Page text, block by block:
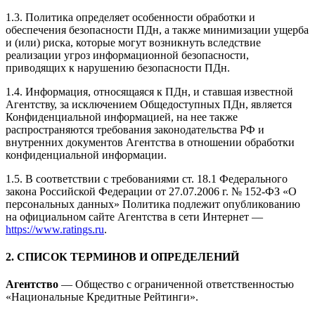
1.3. Политика определяет особенности обработки и
обеспечения безопасности ПДн, а также минимизации ущерба
и (или) риска, которые могут возникнуть вследствие
реализации угроз информационной безопасности,
приводящих к нарушению безопасности ПДн.
1.4. Информация, относящаяся к ПДн, и ставшая известной
Агентству, за исключением Общедоступных ПДн, является
Конфиденциальной информацией, на нее также
распространяются требования законодательства РФ и
внутренних документов Агентства в отношении обработки
конфиденциальной информации.
1.5. В соответствии с требованиями ст. 18.1 Федерального
закона Российской Федерации от 27.07.2006 г. № 152-ФЗ «О
персональных данных» Политика подлежит опубликованию
на официальном сайте Агентства в сети Интернет —
https://www.ratings.ru.
2. СПИСОК ТЕРМИНОВ И ОПРЕДЕЛЕНИЙ
Агентство — Общество с ограниченной ответственностью
«Национальные Кредитные Рейтинги».